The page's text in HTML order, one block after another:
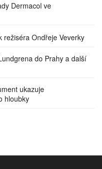
Dermacol ve
režiséra Ondřeje Veverky
do Prahy a další
ukazuje
hloubky